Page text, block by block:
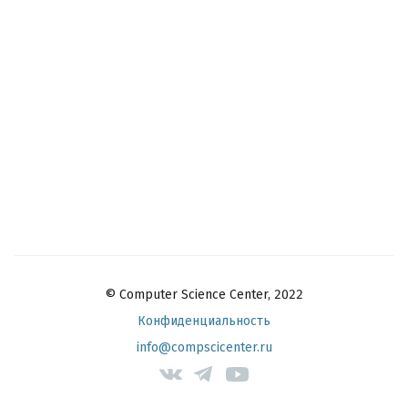
© Computer Science Center, 2022
Конфиденциальность
info@compscicenter.ru